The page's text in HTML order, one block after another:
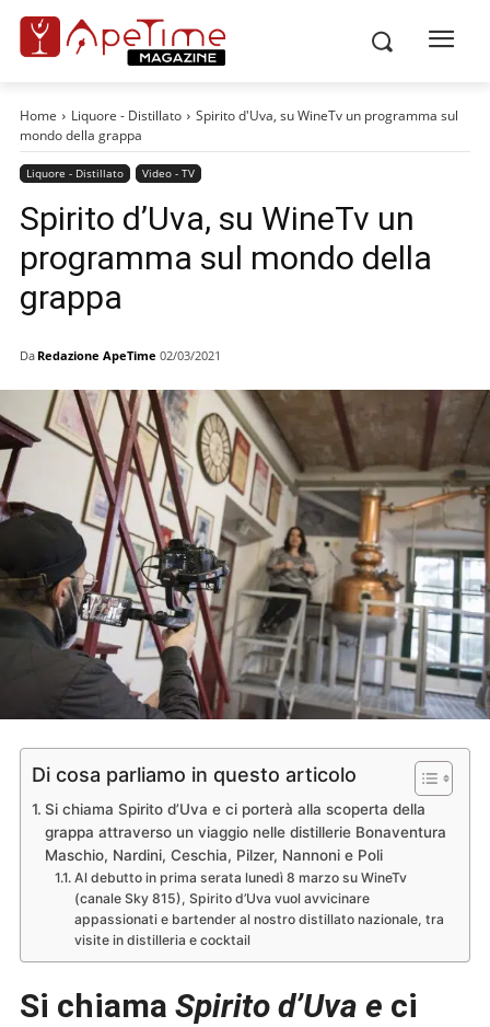
Home Liquore - Distillato
Spirito d'Uva, su WineTv un programma sul
mondo della grappa
Liquore - Distillato Video - TV
Spirito d’Uva, su WineTv un
programma sul mondo della
grappa
Da Redazione ApeTime 02/03/2021
Di cosa parliamo in questo articolo
Si chiama Spirito d’Uva e ci porterà alla scoperta della
grappa attraverso un viaggio nelle distillerie Bonaventura
Maschio, Nardini, Ceschia, Pilzer, Nannoni e Poli
Al debutto in prima serata lunedì 8 marzo su WineTv
(canale Sky 815), Spirito d’Uva vuol avvicinare
appassionati e bartender al nostro distillato nazionale, tra
visite in distilleria e cocktail
Si chiama Spirito d’Uva e ci